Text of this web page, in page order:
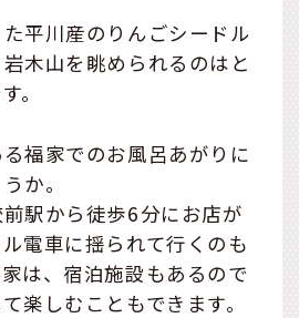
平川産のりんごシードル
木山を眺められるのはと
。
福家でのお風呂あがりに
か。
駅から徒歩6分にお店が
電車に揺られて行くのも
は、宿泊施設もあるので
楽しむこともできます。